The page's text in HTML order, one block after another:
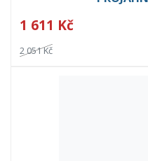
1 611 Kč
2 051 Kč